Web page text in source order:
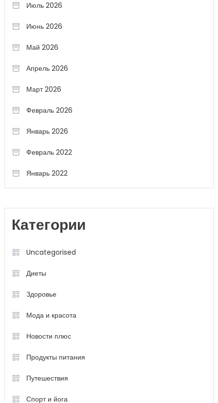
Июль 2026
Июнь 2026
Май 2026
Апрель 2026
Март 2026
Февраль 2026
Январь 2026
Февраль 2022
Январь 2022
Категории
Uncategorised
Диеты
Здоровье
Мода и красота
Новости плюс
Продукты питания
Путешествия
Спорт и йога